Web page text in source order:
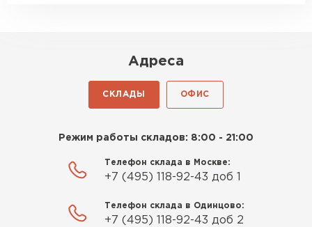
Адреса
СКЛАДЫ ОФИС
Режим работы складов: 8:00 - 21:00
Телефон склада в Москве:
+7 (495) 118-92-43 доб 1
Телефон склада в Одинцово:
+7 (495) 118-92-43 доб 2